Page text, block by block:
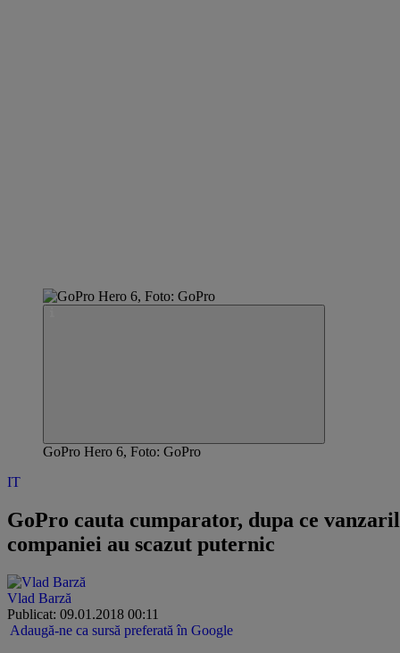
GoPro Hero 6, Foto: GoPro
IT
GoPro cauta cumparator, dupa ce
companiei au scazut puternic
Vlad Barză
Publicat: 09.01.2018 00:11
Adaugă-ne ca sursă preferată în Google